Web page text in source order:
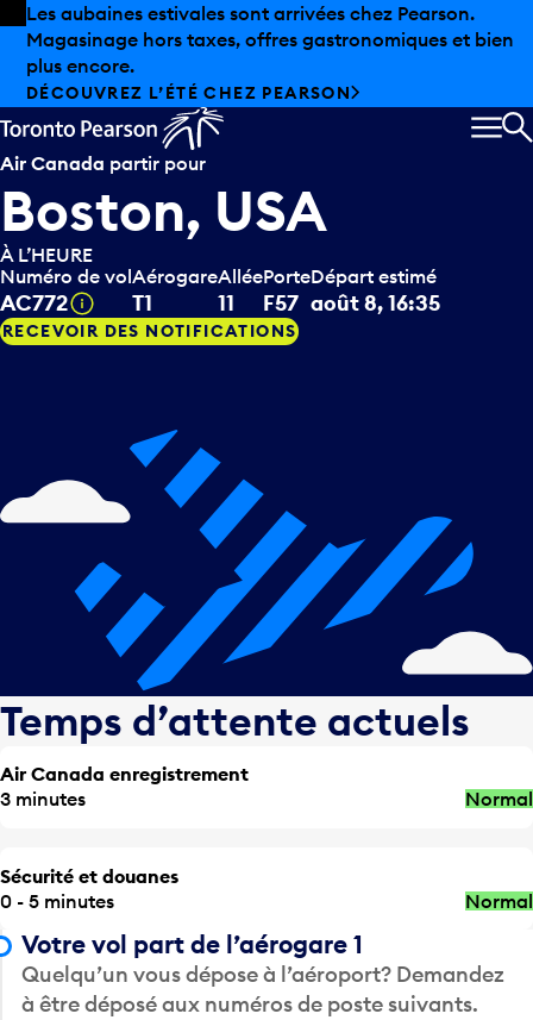
Skip to offers
Passer au contenu principal
Les aubaines estivales sont arrivées chez Pearson.
Magasinage hors taxes, offres gastronomiques et bien
plus encore.
DÉCOUVREZ L’ÉTÉ CHEZ PEARSON
Air Canada partir pour
Boston, USA
À L’HEURE
Numéro de vol
AC772 Infobulle
Aérogare
T1
Allée
11
Porte
F57
Départ estimé
août 8, 16:35
RECEVOIR DES NOTIFICATIONS
Temps d’attente actuels
Air Canada enregistrement
3 minutes
Normal
Sécurité et douanes
0 - 5 minutes
Normal
Votre vol part de l’aérogare 1
Quelqu’un vous dépose à l’aéroport? Demandez
à être déposé aux numéros de poste suivants.